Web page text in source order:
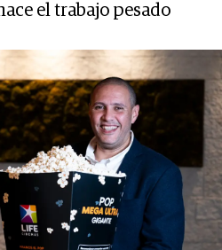
el trabajo pesado